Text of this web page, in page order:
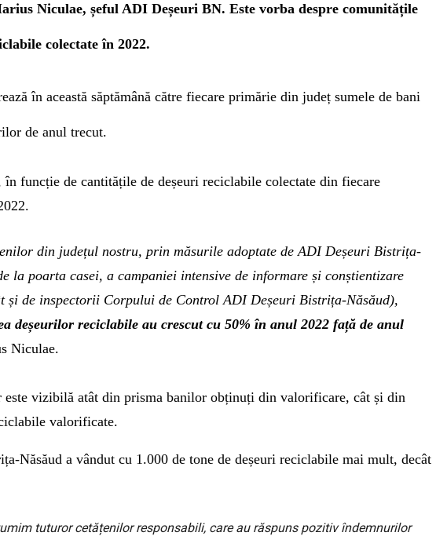
Niculae, șeful ADI Deșeuri BN. Este vorba despre comunitățile
colectate în 2022.
în această săptămână către fiecare primărie din județ sumele de bani
de anul trecut.
funcție de cantitățile de deșeuri reciclabile colectate din fiecare
din județul nostru, prin măsurile adoptate de ADI Deșeuri Bistrița-
la poarta casei, a campaniei intensive de informare și conștientizare
și de inspectorii Corpului de Control ADI Deșeuri Bistrița-Năsăud),
deșeurilor reciclabile au crescut cu 50% în anul 2022 față de anul
Niculae.
este vizibilă atât din prisma banilor obținuți din valorificare, cât și din
valorificate.
Năsăud a vândut cu 1.000 de tone de deșeuri reciclabile mai mult, decât
tuturor cetățenilor responsabili, care au răspuns pozitiv îndemnurilor